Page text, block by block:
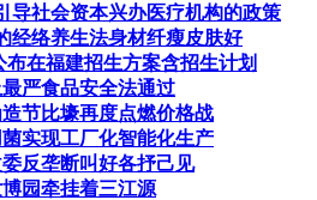
导社会资本兴办医疗机构的政策
经络养生法身材纤瘦皮肤好
布在福建招生方案含招生计划
最严食品安全法通过
节比壕再度点燃价格战
实现工厂化智能化生产
反垄断叫好各抒己见
园牵挂着三江源